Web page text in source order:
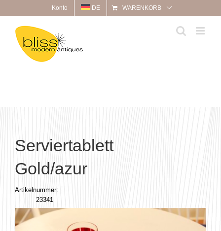
Inhalt
springen
Konto DE WARENKORB
Serviertablett
Gold/azur
Artikelnummer:
23341